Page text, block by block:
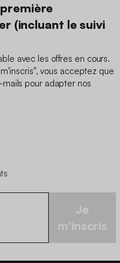
(incluant le suivi
avec les offres en cours.
vous acceptez que
pour adapter nos
Je
m'inscris